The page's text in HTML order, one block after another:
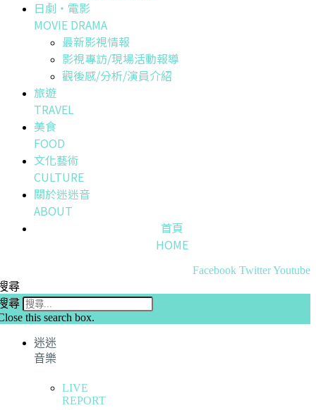
日劇・電影
MOVIE DRAMA
最新影視情報
影視專訪/現場活動報導
觀後感/分析/演員介紹
旅遊
TRAVEL
美食
FOOD
文化藝術
CULTURE
關於迷迷音
ABOUT
首頁
HOME
Facebook TwitterYoutube
尋
尋
this search box.
迷迷
音樂
LIVE
REPORT